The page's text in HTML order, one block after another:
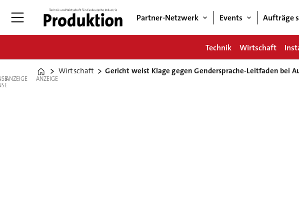
Partner-Netzwerk Events Aufträge
Technik Wirtschaft
Home
Wirtschaft Gericht weist Klage gegen Gendersprache-Leitfaden bei
ANZEIGE ANZEIGE